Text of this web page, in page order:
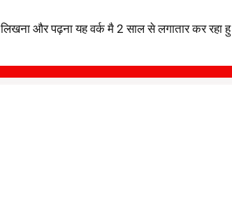
और पढ़ना यह वर्क मै 2 साल से लगातार कर रहा हु l